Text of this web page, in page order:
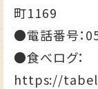
町1169
●電話番号：
●食べログ：
https://